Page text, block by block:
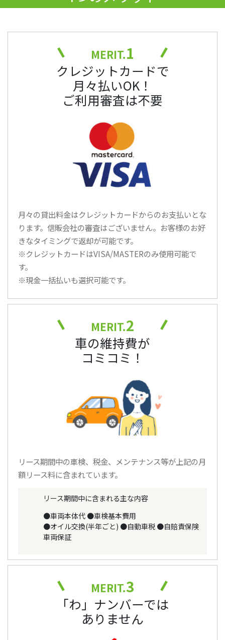
MERIT.1
クレジットカードで
月々払いOK！
ご利用審査は不要
月々の貸出料金はクレジットカードからのお支払いとな
ります。信販会社の審査はございません。お客様のお好
きなタイミングで返却が可能です。
※クレジットカードはVISA/MASTERのみ使用可能で
す。
※現金一括払いも選択可能です。
MERIT.2
車の維持費が
コミコミ！
リース期間中の車検、税金、メンテナンス等が上記の月
額リース料に含まれています。
リース期間中に含まれる主な内容
●車両本体代 ●車検基本費用
●オイル交換(半年ごと) ●自動車税 ●自賠責保険
車両保証
MERIT.3
「わ」ナンバーでは
ありません